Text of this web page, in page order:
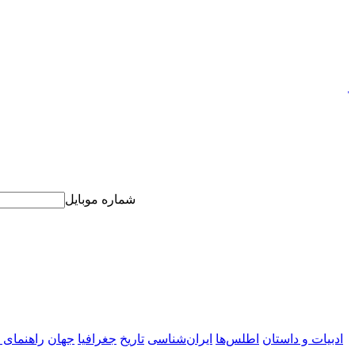
شماره موبایل
ادبیات و داستان اطلس‌ها ایران‌شناسی تاریخ جغرافیا جهان راهنمای